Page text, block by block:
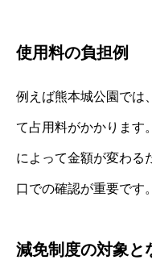
使用料の負担例
例えば熊本城公園では
て占用料がかかります
によって金額が変わる
口での確認が重要です。
減免制度の対象と